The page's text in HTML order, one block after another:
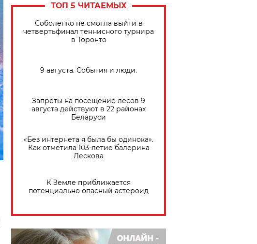
ТОП 5 ЧИТАЕМЫХ
Соболенко не смогла выйти в
четвертьфинал теннисного турнира
в Торонто
9 августа. События и люди.
Запреты на посещение лесов 9
августа действуют в 22 районах
Беларуси
«Без интернета я была бы одинока».
Как отметила 103-летие балерина
Лескова
К Земле приближается
потенциально опасный астероид